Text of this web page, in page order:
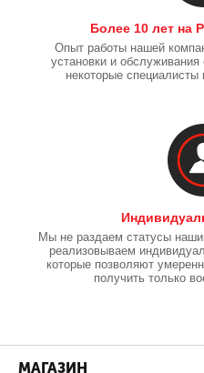
Более 10 лет на
Опыт работы нашей
установки и
некоторые
Мы не раздаем статусы
реализовываем
которые позволяют
получить только
МАГАЗИН